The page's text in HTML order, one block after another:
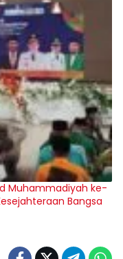
Muhammadiyah ke-
Bangsa